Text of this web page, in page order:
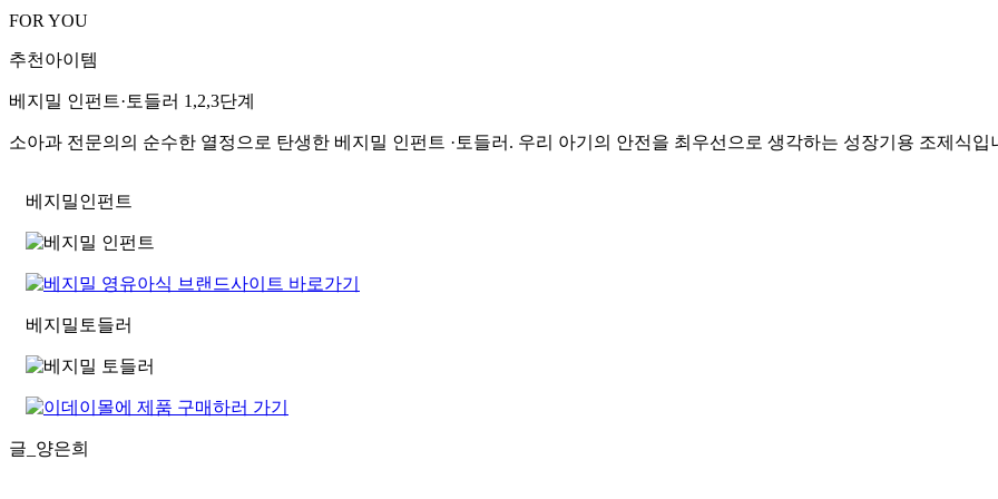
FOR YOU
추천아이템
베지밀 인펀트·토들러 1,2,3단계
소아과 전문의의 순수한 열정으로 탄생한 베지밀 인펀트 ·토들러. 우리 아기의 안전을 최우선으로 생각하는 성장기용 조제식입
베지밀인펀트
베지밀토들러
글_양은희